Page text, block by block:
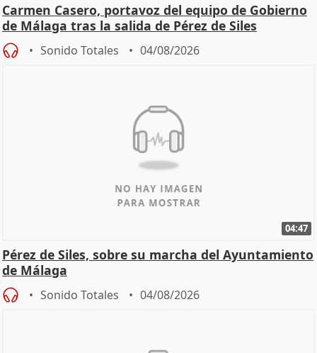
Carmen Casero, portavoz del equipo de Gobierno
de Málaga tras la salida de Pérez de Siles
Sonido Totales 04/08/2026
04:47
Pérez de Siles, sobre su marcha del Ayuntamiento
de Málaga
Sonido Totales 04/08/2026